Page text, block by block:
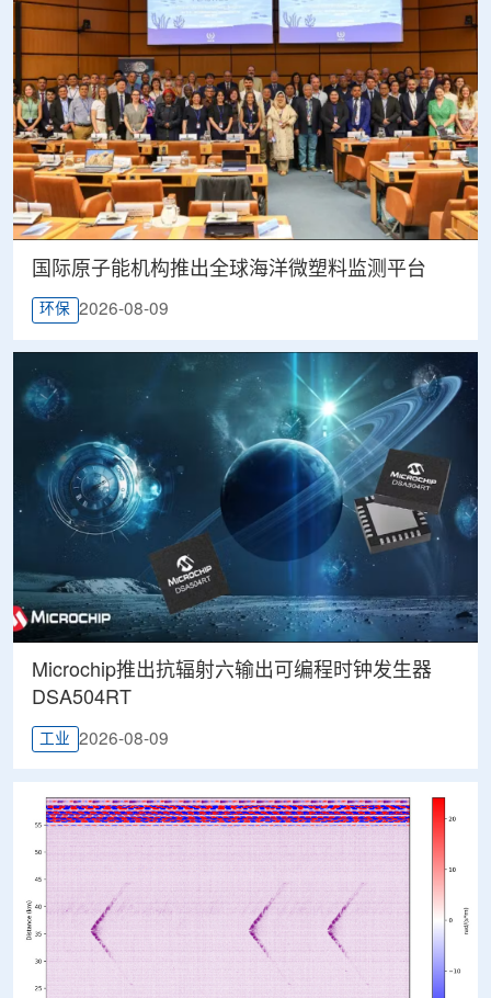
国际原子能机构推出全球海洋微塑料监测平台
环保 2026-08-09
Microchip推出抗辐射六输出可编程时钟发生器
DSA504RT
工业 2026-08-09